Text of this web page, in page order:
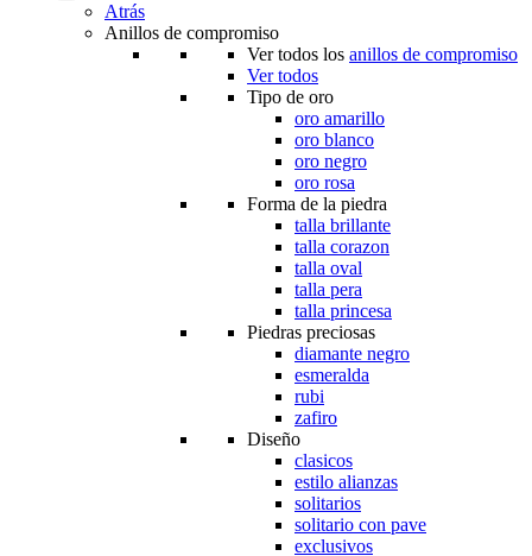
Atrás
Anillos de compromiso
Ver todos los anillos de compromiso
Ver todos
Tipo de oro
oro amarillo
oro blanco
oro negro
oro rosa
Forma de la piedra
talla brillante
talla corazon
talla oval
talla pera
talla princesa
Piedras preciosas
diamante negro
esmeralda
rubi
zafiro
Diseño
clasicos
estilo alianzas
solitarios
solitario con pave
exclusivos